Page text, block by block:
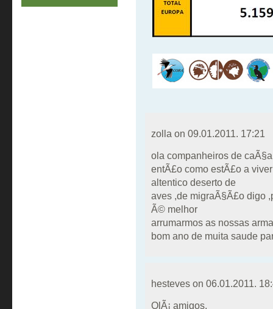
zolla on 09.01.2011. 17:21
ola companheiros de caÃ§a
entÃ£o como estÃ£o a
altentico deserto de
aves ,de migraÃ§Ã£o digo
Ã© melhor
arrumarmos as nossas
bom ano de muita saude
hesteves on 06.01.2011.
OlÃ¡ amigos.